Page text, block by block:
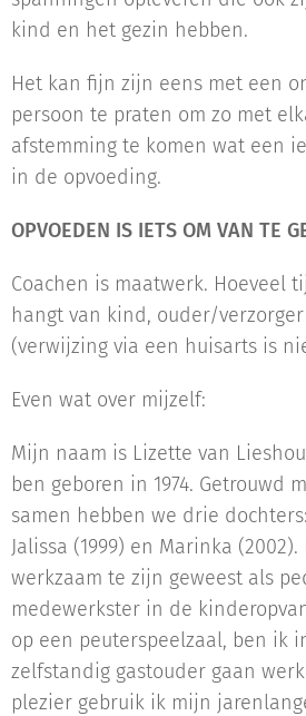
kind en het gezin hebben.
Het kan fijn zijn eens met een
persoon te praten om zo met
afstemming te komen wat een
in de opvoeding.
OPVOEDEN IS IETS OM VAN TE
Coachen is maatwerk. Hoeveel
hangt van kind, ouder/
(verwijzing via een huisarts is
Even wat over mijzelf:
Mijn naam is Lizette van
ben geboren in 1974. Getrouwd
samen hebben we drie
Jalissa (1999) en Marinka
werkzaam te zijn geweest als
medewerkster in de
op een peuterspeelzaal, ben ik
zelfstandig gastouder gaan
plezier gebruik ik mijn